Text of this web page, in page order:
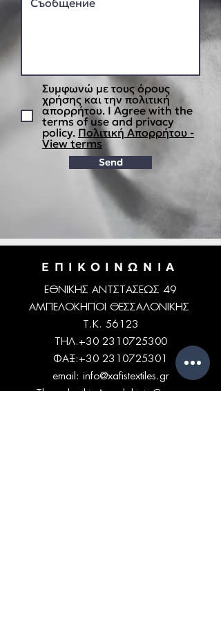
Συμφωνώ με τους όρους
χρήσης και την πολιτική
απορρήτου. I Agree with the
terms of use and privacy
policy. Πολιτική Απορρήτου -
View terms
Send
ΕΠΙΚΟΙΝΩΝΙΑ
ΕΘΝΙΚΗΣ ΑΝΤΣΤΑΣΕΩΣ 49
ΑΜΠΕΛΟΚΗΠΟΙ ΘΕΣΣΑΛΟΝΙΚΗΣ
Τ.Κ. 56123
ΤΗΛ.+30 2310725300
ΦΑΞ: +30 2310725301
email: info@xafistextiles.gr
Thessaloniki, Ampelokipi, Greece